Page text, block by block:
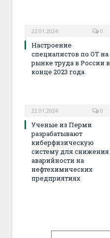
22.01.2024 0
Настроение
специалистов по ОТ на
рынке труда в России в
конце 2023 года
22.01.2024 0
Ученые из Перми
разрабатывают
киберфизическую
систему для снижения
аварийности на
нефтехимических
предприятиях